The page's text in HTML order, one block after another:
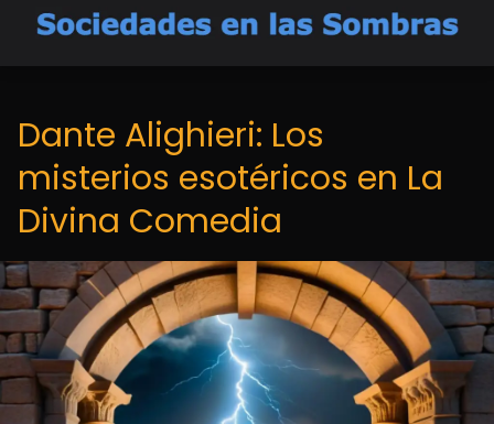
Dante Alighieri: Los
misterios esotéricos en La
Divina Comedia